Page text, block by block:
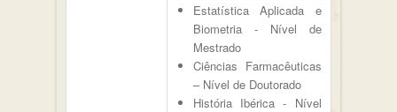
Estatística Aplicada e
Biometria - Nível de
Mestrado
Ciências Farmacêuticas
– Nível de Doutorado
História Ibérica - Nível